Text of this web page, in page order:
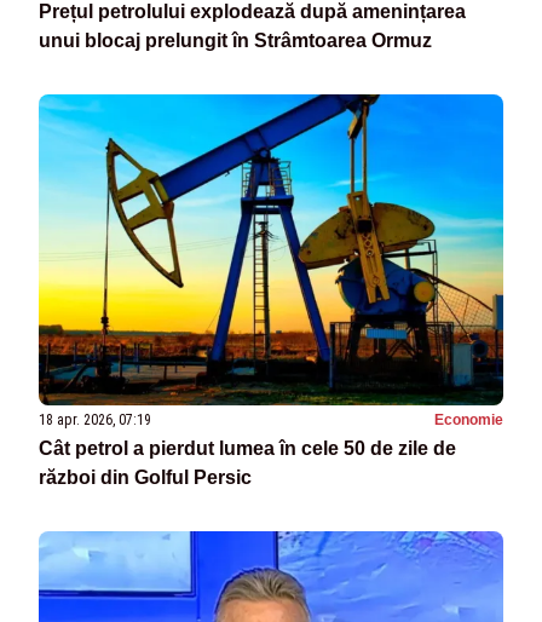
Prețul petrolului explodează după amenințarea
unui blocaj prelungit în Strâmtoarea Ormuz
18 apr. 2026, 07:19 Economie
Cât petrol a pierdut lumea în cele 50 de zile de
război din Golful Persic